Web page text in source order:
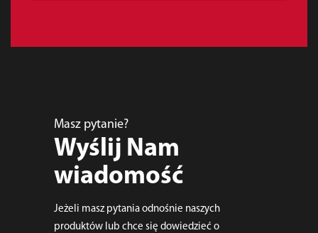
Masz pytanie?
Wyślij Nam
wiadomość
Jeżeli masz pytania odnośnie naszych
produktów lub chce się dowiedzieć o